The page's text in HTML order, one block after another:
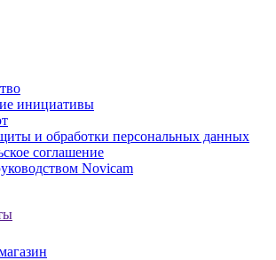
инициативы
и обработки персональных данных
соглашение
Novicam